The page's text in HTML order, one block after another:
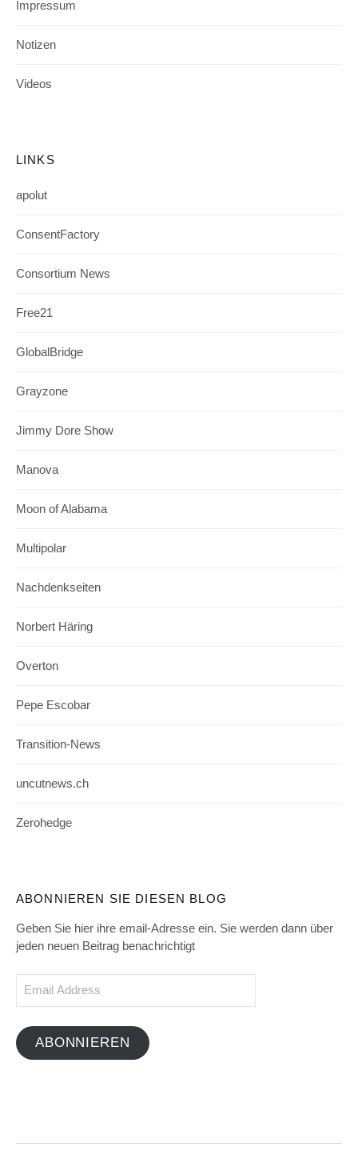
Impressum
Notizen
Videos
LINKS
apolut
ConsentFactory
Consortium News
Free21
GlobalBridge
Grayzone
Jimmy Dore Show
Manova
Moon of Alabama
Multipolar
Nachdenkseiten
Norbert Häring
Overton
Pepe Escobar
Transition-News
uncutnews.ch
Zerohedge
ABONNIEREN SIE DIESEN BLOG
Geben Sie hier ihre email-Adresse ein. Sie werden dann über
jeden neuen Beitrag benachrichtigt
ABONNIEREN